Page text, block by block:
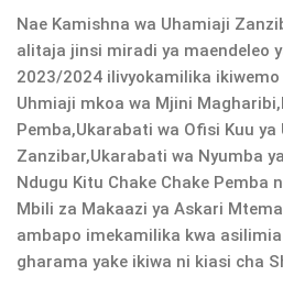
Nae Kamishna wa Uhamiaji
alitaja jinsi miradi ya maendeleo
2023/2024 ilivyokamilika ikiwemo
Uhmiaji mkoa wa Mjini
Pemba,Ukarabati wa Ofisi Kuu ya
Zanzibar,Ukarabati wa Nyumba
Ndugu Kitu Chake Chake Pemba
Mbili za Makaazi ya Askari
ambapo imekamilika kwa
gharama yake ikiwa ni kiasi cha